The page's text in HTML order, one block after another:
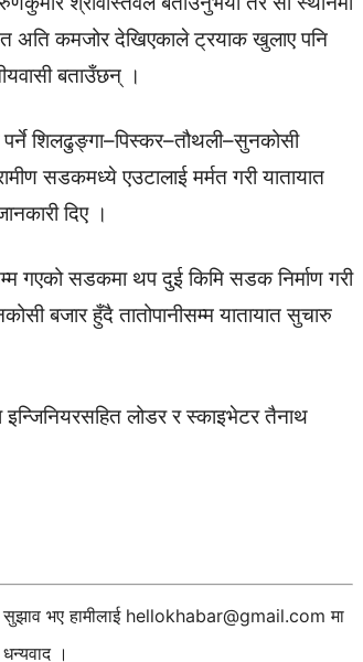
अति कमजोर देखिएकाले ट्रयाक खुलाए पनि
बताउँछन् ।
पर्ने शिलढुङ्गा–पिस्कर–तौथली–सुनकोसी
सडकमध्ये एउटालाई मर्मत गरी यातायात
दिए ।
गएको सडकमा थप दुई किमि सडक निर्माण गरी
बजार हुँदै तातोपानीसम्म यातायात सुचारु
इन्जिनियरसहित लोडर र स्काइभेटर तैनाथ
भए हामीलाई hellokhabar@gmail.com मा
।